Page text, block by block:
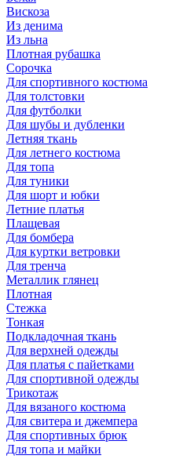
Вискоза
Из денима
Из льна
Плотная рубашка
Сорочка
Для спортивного костюма
Для толстовки
Для футболки
Для шубы и дубленки
Летняя ткань
Для летнего костюма
Для топа
Для туники
Для шорт и юбки
Летние платья
Плащевая
Для бомбера
Для куртки ветровки
Для тренча
Металлик глянец
Плотная
Стежка
Тонкая
Подкладочная ткань
Для верхней одежды
Для платья с пайетками
Для спортивной одежды
Трикотаж
Для вязаного костюма
Для свитера и джемпера
Для спортивных брюк
Для топа и майки